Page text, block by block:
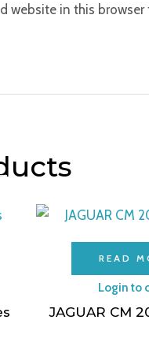
website in this
READ
Login to
JAGUAR CM